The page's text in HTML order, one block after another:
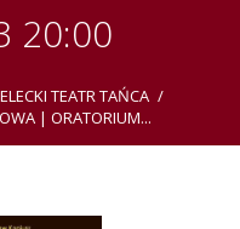
20:00
TEATR TAŃCA
| ORATORIUM...